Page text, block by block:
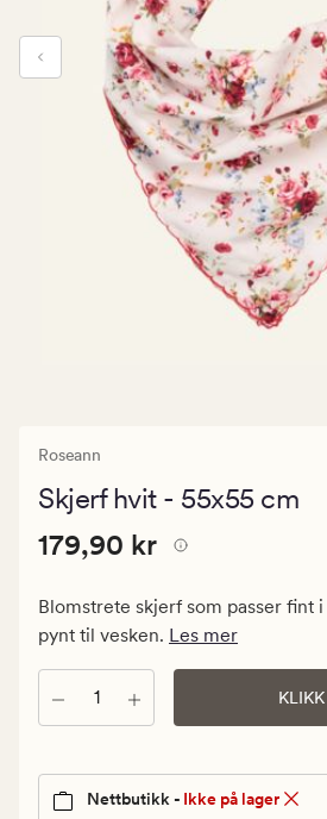
Roseann
Skjerf hvit - 55x55 cm
Pris
179,90
Vanlig
pris
179,90
kr
Pris 179,90 kr
179,90 kr
Blomstrete skjerf som passer fint
pynt til vesken. Les mer
Antall
Nettbutikk - Ikke på lager